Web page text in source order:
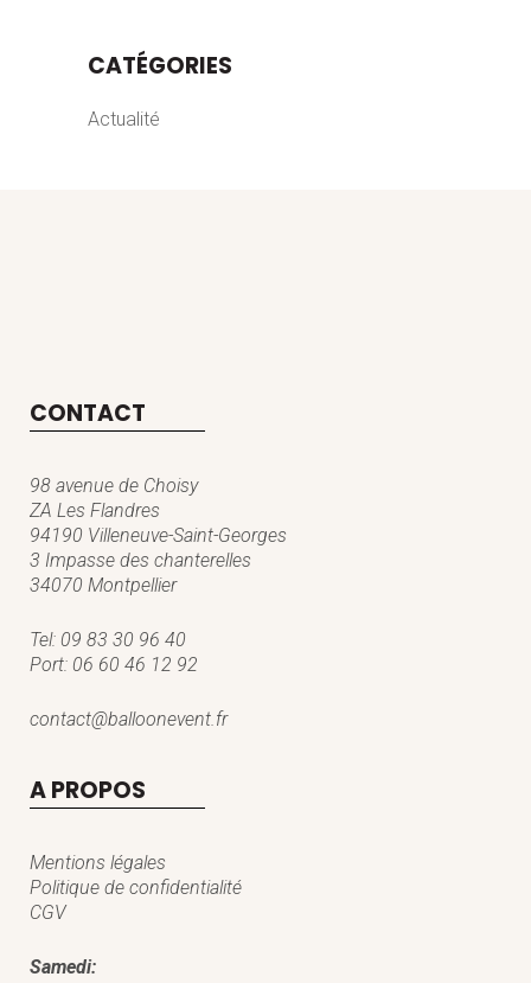
CATÉGORIES
Actualité
CONTACT
98 avenue de Choisy
ZA Les Flandres
94190 Villeneuve-Saint-Georges
3 Impasse des chanterelles
34070 Montpellier
Tel: 09 83 30 96 40
Port: 06 60 46 12 92
contact@balloonevent.fr
A PROPOS
Mentions légales
Politique de confidentialité
CGV
Samedi: